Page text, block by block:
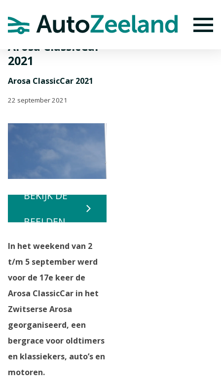
Arosa ClassicCar
2021
Arosa ClassicCar 2021
22 september 2021
BEKIJK DE
BEELDEN
In het weekend van 2
t/m 5 september werd
voor de 17e keer de
Arosa ClassicCar in het
Zwitserse Arosa
georganiseerd, een
bergrace voor oldtimers
en klassiekers, auto’s en
motoren.